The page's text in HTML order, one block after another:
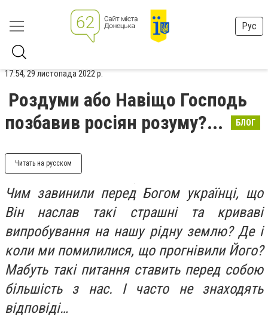
Рус
17:54, 29 листопада 2022 р.
Роздуми або Навіщо Господь
позбавив росіян розуму?...
БЛОГ
Читать на русском
Чим завинили перед Богом українці, що
Він наслав такі страшні та криваві
випробування на нашу рідну землю? Де і
коли ми помилилися, що прогнівили Його?
Мабуть такі питання ставить перед собою
більшість з нас. І часто не знаходять
відповіді…